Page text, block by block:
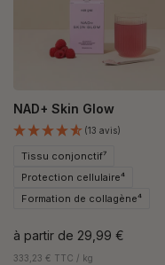
NAD+ Skin Glow
(13 avis)
Tissu conjonctif⁷
Protection cellulaire⁴
Formation de collagène⁴
à partir de 29,99 €
333,23 € TTC / kg